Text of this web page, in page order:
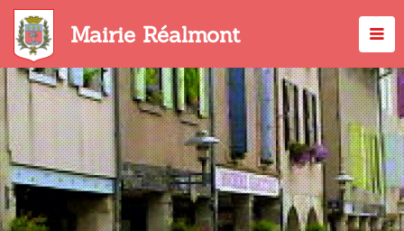
Aller
contenu
principal
Mairie Réalmont